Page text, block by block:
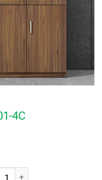
4C
tài liệu lãnh đạo TLD01-4C số